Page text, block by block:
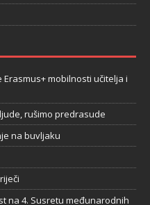
mobilnosti učitelja i
rušimo predrasude
na buvljaku
na 4. Susretu međunarodnih